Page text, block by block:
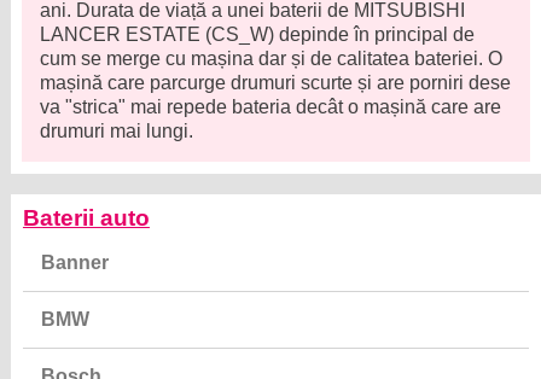
ani. Durata de viață a unei baterii de MITSUBISHI
LANCER ESTATE (CS_W) depinde în principal de
cum se merge cu mașina dar și de calitatea bateriei. O
mașină care parcurge drumuri scurte și are porniri dese
va "strica" mai repede bateria decât o mașină care are
drumuri mai lungi.
Baterii auto
Banner
BMW